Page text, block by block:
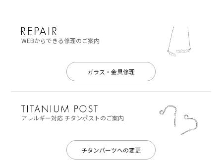
WEBからできる修理のご案内
ガラス・金具修理
アレルギー対応チタンポストのご案内
チタンパーツへの変更